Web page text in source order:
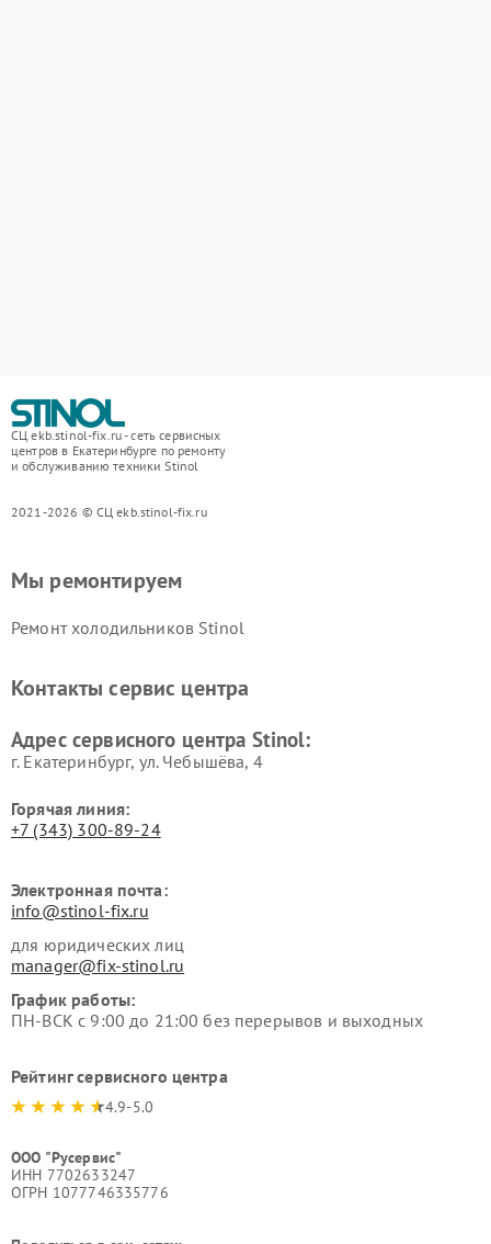
СЦ ekb.stinol-fix.ru - сеть сервисных
центров в Екатеринбурге по ремонту
и обслуживанию техники Stinol
2021-2026 © СЦ ekb.stinol-fix.ru
Мы ремонтируем
Ремонт холодильников Stinol
Контакты сервис центра
Адрес сервисного центра Stinol:
г. Екатеринбург, ул. Чебышёва, 4
Горячая линия:
+7 (343) 300-89-24
Электронная почта:
info@stinol-fix.ru
для юридических лиц
manager@fix-stinol.ru
График работы:
ПН-ВСК с 9:00 до 21:00 без перерывов и выходных
Рейтинг сервисного центра
4.9-5.0
ООО "Русервис"
ИНН 7702633247
ОГРН 1077746335776